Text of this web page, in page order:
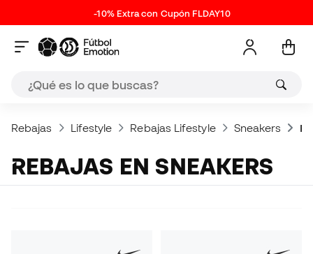
-10% Extra con Cupón FLDAY10
Rebajas Lifestyle Rebajas Lifestyle Sneakers
REBAJAS EN SNEAKERS